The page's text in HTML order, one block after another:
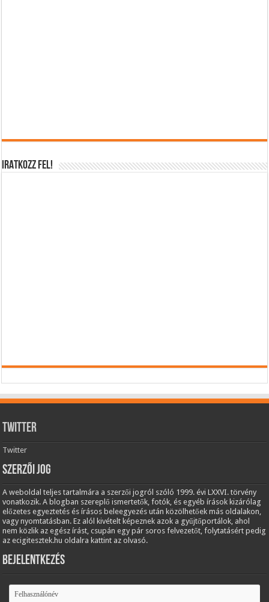
IRATKOZZ FEL!
Twitter
Twitter
Szerzői jog
A weboldal teljes tartalmára a szerzői jogról szóló 1999. évi LXXVI. törvény
vonatkozik. A blogban szereplő ismertetők, fotók, és egyéb írások kizárólag
előzetes egyeztetés és írásos beleegyezés után közölhetőek más oldalakon,
vagy nyomtatásban. Ez alól kivételt képeznek azok a gyűjtőportálok, ahol
nem közlik az egész írást, csupán egy pár soros felvezetőt, folytatásért pedig
az ecigitesztek.hu oldalra kattint az olvasó.
Bejelentkezés